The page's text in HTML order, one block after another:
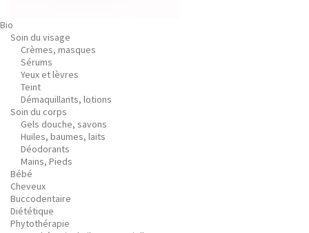
Bio
Soin du visage
Crèmes, masques
Sérums
Yeux et lèvres
Teint
Démaquillants, lotions
Soin du corps
Gels douche, savons
Huiles, baumes, laits
Déodorants
Mains, Pieds
Bébé
Cheveux
Buccodentaire
Diététique
Phytothérapie